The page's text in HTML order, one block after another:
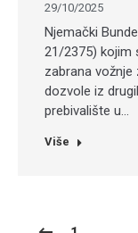
29/10/2025
Njemački
21/2375) kojim
zabrana
dozvole iz
prebivalište u…
Više